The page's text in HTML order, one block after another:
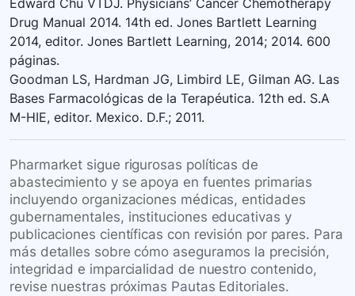
Edward Chu VTDJ. Physicians’ Cancer Chemotherapy
Drug Manual 2014. 14th ed. Jones Bartlett Learning
2014, editor. Jones Bartlett Learning, 2014; 2014. 600
páginas.
Goodman LS, Hardman JG, Limbird LE, Gilman AG. Las
Bases Farmacológicas de la Terapéutica. 12th ed. S.A
M-HIE, editor. Mexico. D.F.; 2011.
Pharmarket sigue rigurosas políticas de
abastecimiento y se apoya en fuentes primarias
incluyendo organizaciones médicas, entidades
gubernamentales, instituciones educativas y
publicaciones científicas con revisión por pares. Para
más detalles sobre cómo aseguramos la precisión,
integridad e imparcialidad de nuestro contenido,
revise nuestras próximas Pautas Editoriales.